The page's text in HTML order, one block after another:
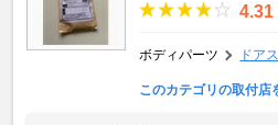
4.31
ボディパーツ ドア
このカテゴリの取付店